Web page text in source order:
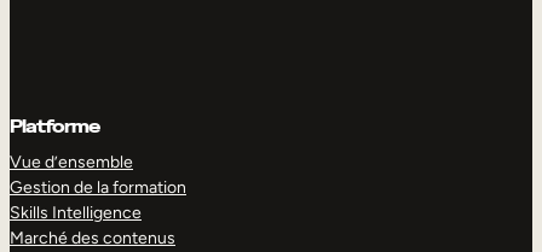
Platforme
Vue d’ensemble
Gestion de la formation
Skills Intelligence
Marché des contenus